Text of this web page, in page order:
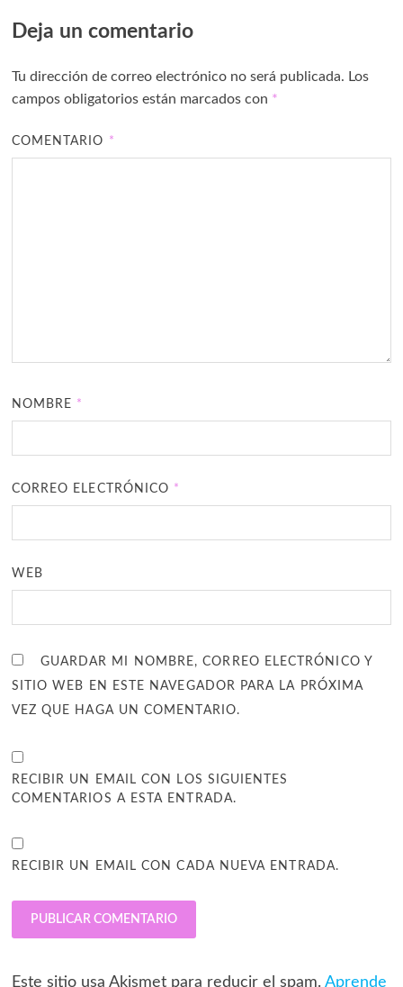
Deja un comentario
Tu dirección de correo electrónico no será publicada. Los
campos obligatorios están marcados con *
COMENTARIO *
NOMBRE *
CORREO ELECTRÓNICO *
WEB
GUARDAR MI NOMBRE, CORREO ELECTRÓNICO Y
SITIO WEB EN ESTE NAVEGADOR PARA LA PRÓXIMA
VEZ QUE HAGA UN COMENTARIO.
RECIBIR UN EMAIL CON LOS SIGUIENTES
COMENTARIOS A ESTA ENTRADA.
RECIBIR UN EMAIL CON CADA NUEVA ENTRADA.
Este sitio usa Akismet para reducir el spam. Aprende